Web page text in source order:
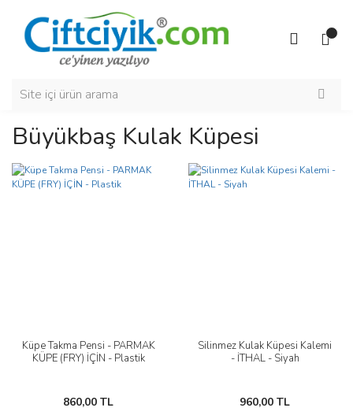
Büyükbaş Kulak Küpesi
Küpe Takma Pensi - PARMAK
KÜPE (FRY) İÇİN - Plastik
860,00 TL
Silinmez Kulak Küpesi Kalemi
- İTHAL - Siyah
960,00 TL